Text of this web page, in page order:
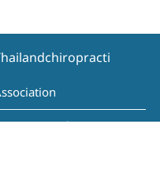
on Google Maps